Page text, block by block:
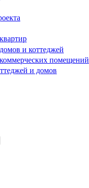
и коттеджей
помещений
и домов